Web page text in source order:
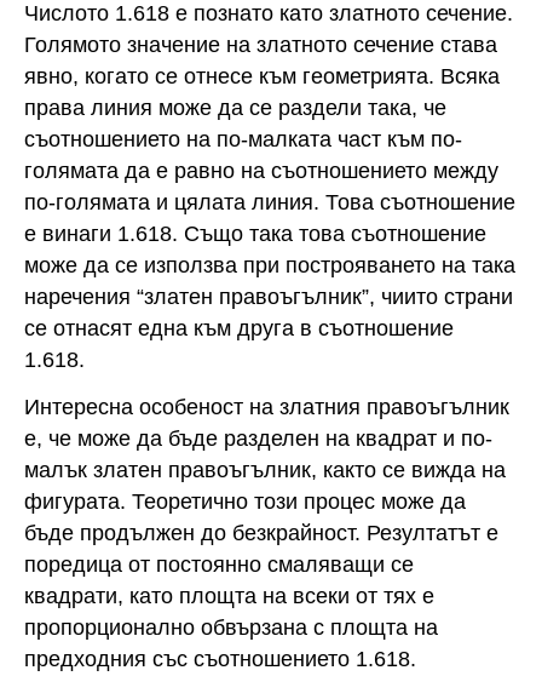
Числото 1.618 е познато като златното сечение.
Голямото значение на златното сечение става
явно, когато се отнесе към геометрията. Всяка
права линия може да се раздели така, че
съотношението на по-малката част към по-
голямата да е равно на съотношението между
по-голямата и цялата линия. Това съотношение
е винаги 1.618. Също така това съотношение
може да се използва при построяването на така
наречения “златен правоъгълник”, чиито страни
се отнасят една към друга в съотношение
1.618.
Интересна особеност на златния правоъгълник
е, че може да бъде разделен на квадрат и по-
малък златен правоъгълник, както се вижда на
фигурата. Теоретично този процес може да
бъде продължен до безкрайност. Резултатът е
поредица от постоянно смаляващи се
квадрати, като площта на всеки от тях е
пропорционално обвързана с площта на
предходния със съотношението 1.618.